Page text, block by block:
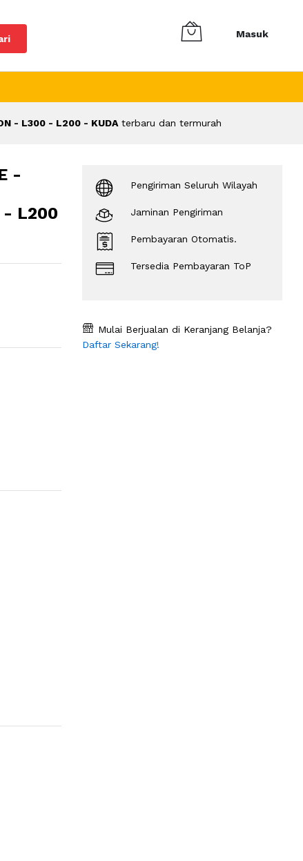
Masuk
- L300 - L200 - KUDA terbaru dan termurah
-
- L200
Pengiriman Seluruh Wilayah
Jaminan Pengiriman
Pembayaran Otomatis.
Tersedia Pembayaran ToP
Mulai Berjualan di Keranjang Belanja?
Daftar Sekarang!